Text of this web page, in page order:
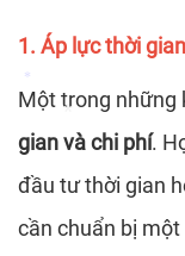
*
1. Áp lực thời
Một trong những
gian và chi phí.
đầu tư thời gian
cần chuẩn bị